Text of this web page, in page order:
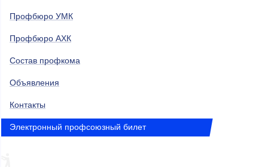
Профбюро УМК
Профбюро АХК
Состав профкома
Объявления
Контакты
Электронный профсоюзный билет